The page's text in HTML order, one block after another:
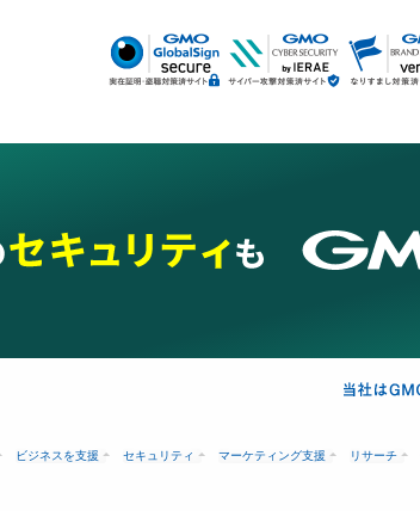
ビジネスを支援 セキュリティ マーケティング支援 リサーチ